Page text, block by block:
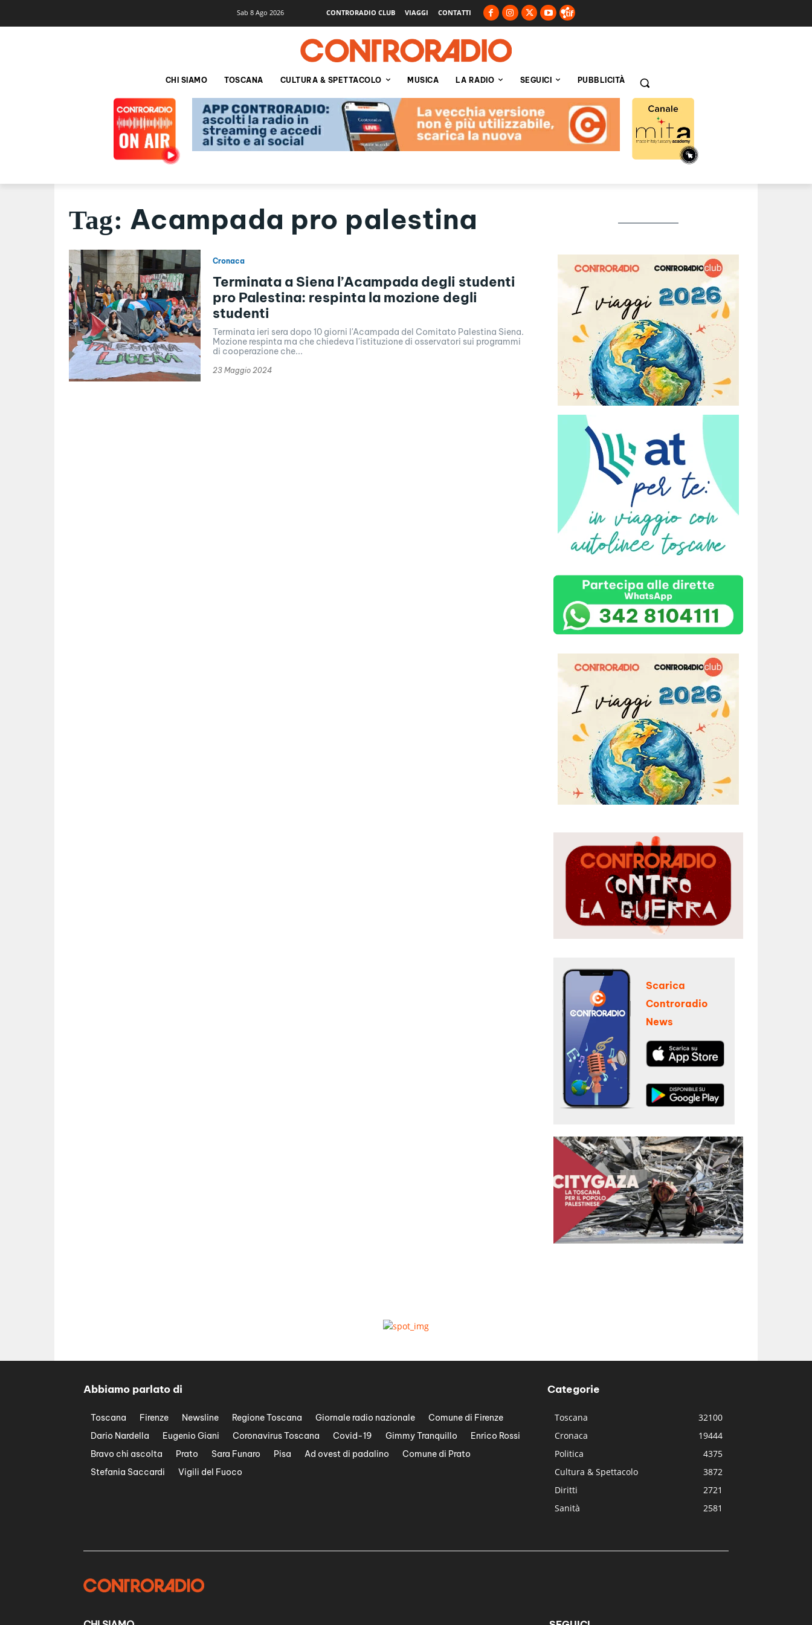
Sab 8 Ago 2026 CONTRORADIO CLUB VIAGGI CONTATTI
CHI SIAMO TOSCANA CULTURA & SPETTACOLO MUSICA LA RADIO SEGUICI PUBBLICITÀ
Tag: Acampada pro palestina
Cronaca
Terminata a Siena l’Acampada degli studenti
pro Palestina: respinta la mozione degli
studenti
Terminata ieri sera dopo 10 giorni l'Acampada del Comitato Palestina Siena.
Mozione respinta ma che chiedeva l'istituzione di osservatori sui programmi
di cooperazione che...
23 Maggio 2024
Scarica
Controradio
News
Abbiamo parlato di
Toscana Firenze Newsline Regione Toscana Giornale radio nazionale
Comune di Firenze
Dario Nardella
Eugenio Giani Coronavirus Toscana Covid-19 Gimmy Tranquillo
Enrico Rossi
Bravo chi ascolta
Prato Sara Funaro Pisa Ad ovest di padalino
Comune di Prato
Stefania Saccardi
Vigili del Fuoco
Categorie
Toscana
32100
Cronaca
19444
Politica
4375
Cultura & Spettacolo
3872
Diritti
2721
Sanità
2581